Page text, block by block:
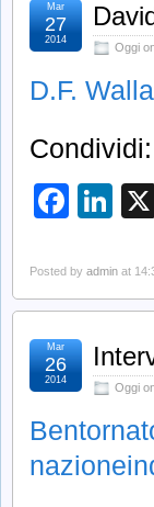
Oggi
Mar
27
2014
D.F.
Condividi:
Posted by admin at
Oggi
Mar
26
2014